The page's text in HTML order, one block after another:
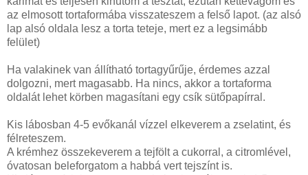
az elmosott tortaformába visszateszem a felső lapot. (az alsó
lap alsó oldala lesz a torta teteje, mert ez a legsimább
felület)
Ha valakinek van állítható tortagyűrűje, érdemes azzal
dolgozni, mert magasabb. Ha nincs, akkor a tortaforma
oldalát lehet körben magasítani egy csík sütőpapírral.
Kis lábosban 4-5 evőkanál vízzel elkeverem a zselatint, és
félreteszem.
A krémhez összekeverem a tejfölt a cukorral, a citromlével,
óvatosan beleforgatom a habbá vert tejszínt is.